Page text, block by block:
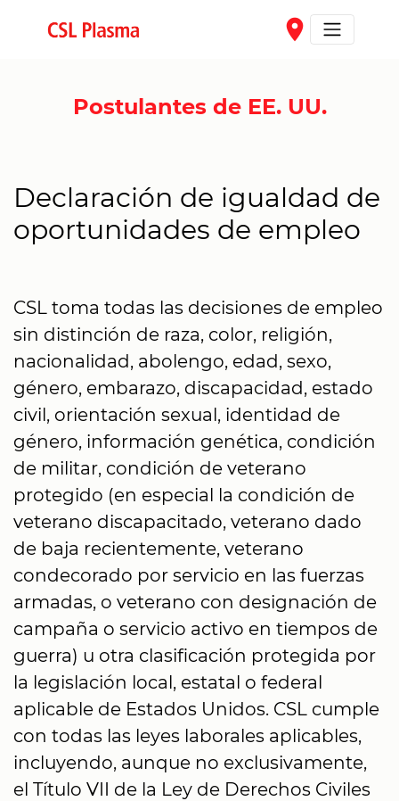
place
Postulantes de EE. UU.
Declaración de igualdad de
oportunidades de empleo
CSL toma todas las decisiones de empleo
sin distinción de raza, color, religión,
nacionalidad, abolengo, edad, sexo,
género, embarazo, discapacidad, estado
civil, orientación sexual, identidad de
género, información genética, condición
de militar, condición de veterano
protegido (en especial la condición de
veterano discapacitado, veterano dado
de baja recientemente, veterano
condecorado por servicio en las fuerzas
armadas, o veterano con designación de
campaña o servicio activo en tiempos de
guerra) u otra clasificación protegida por
la legislación local, estatal o federal
aplicable de Estados Unidos. CSL cumple
con todas las leyes laborales aplicables,
incluyendo, aunque no exclusivamente,
el Título VII de la Ley de Derechos Civiles